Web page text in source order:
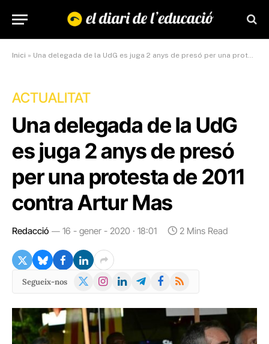
Inici » Una delegada de la UdG es juga 2 anys de presó per una protesta de 2011 contra Artur Mas
ACTUALITAT
Una delegada de la UdG
es juga 2 anys de presó
per una protesta de 2011
contra Artur Mas
Redacció 16 - gener - 2020 · 18:01 2 Mins Read
Segueix-nos
X
Instagram
LinkedInTelegramFacebook
RSS